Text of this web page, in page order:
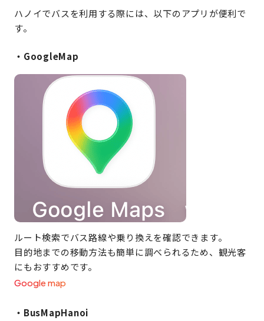
ハノイでバスを利用する際には、以下のアプリが便利で
す。
・GoogleMap
ルート検索でバス路線や乗り換えを確認できます。
目的地までの移動方法も簡単に調べられるため、観光客
にもおすすめです。
Google map
・BusMapHanoi